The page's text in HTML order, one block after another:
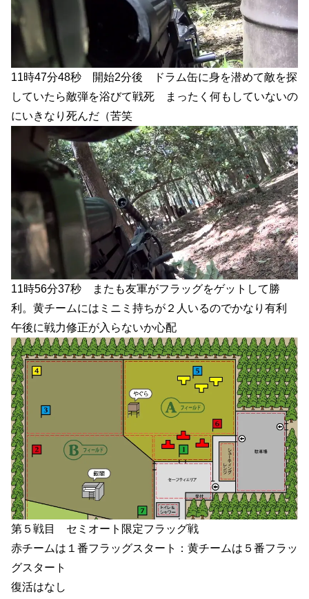
11時47分48秒 開始2分後 ドラム缶に身を潜めて敵を探
していたら敵弾を浴びて戦死 まったく何もしていないの
にいきなり死んだ（苦笑
11時56分37秒 またも友軍がフラッグをゲットして勝
利。黄チームにはミニミ持ちが２人いるのでかなり有利
午後に戦力修正が入らないか心配
第５戦目 セミオート限定フラッグ戦
赤チームは１番フラッグスタート：黄チームは５番フラッ
グスタート
復活はなし